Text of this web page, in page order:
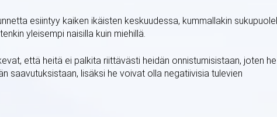
esiintyy kaiken ikäisten keskuudessa, kummallakin
yleisempi naisilla kuin miehillä.
että heitä ei palkita riittävästi heidän onnistumisistaan, joten he
saavutuksistaan, lisäksi he voivat olla negatiivisia tulevien